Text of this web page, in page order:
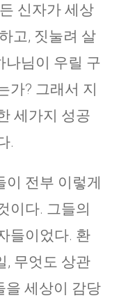
신자가 세상
고, 짓눌려 살
나님이 우릴 구
가? 그래서 지
세가지 성공
.
이 전부 이렇게
이다. 그들의
들이었다. 환
, 무엇도 상관
을 세상이 감당